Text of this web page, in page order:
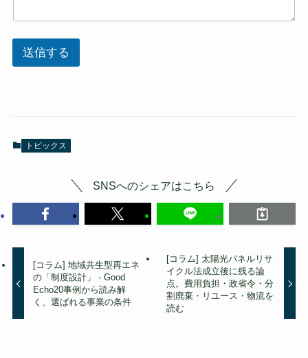
送信する
トピックス
SNSへのシェアはこちら
[コラム] 地域共生型再エネ
の「制度設計」 - Good
Echo20事例から読み解
く、選ばれる事業の条件
[コラム] 太陽光パネルリサ
イクル法成立後に残る論
点。費用負担・政省令・分
割廃棄・リユース・物流を
読む